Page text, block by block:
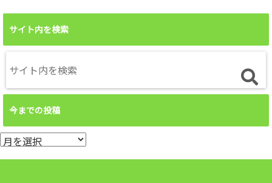
サイト内を検索
今までの投稿
今